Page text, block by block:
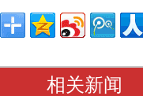
相关新闻